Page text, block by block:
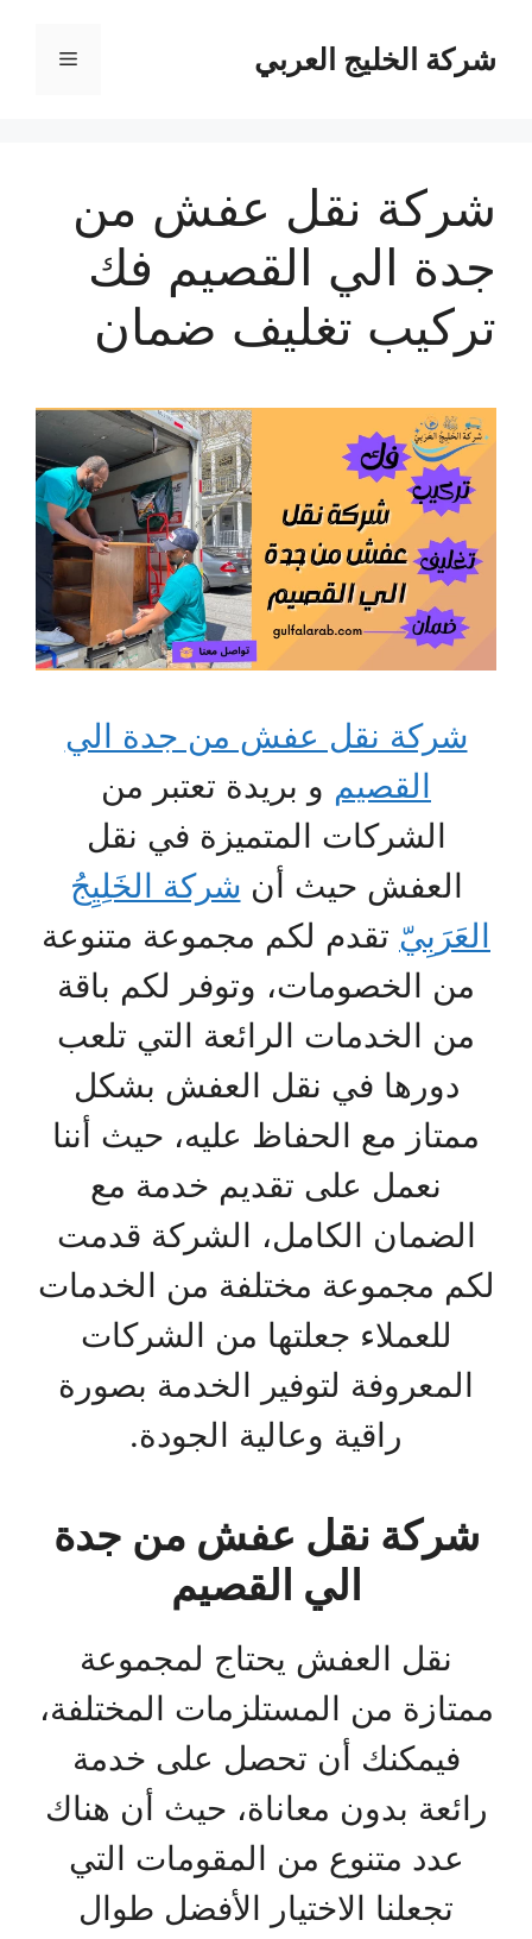
المحتوىشركة الخليج العربي القائمة
شركة نقل عفش من
جدة الي القصيم فك
تركيب تغليف ضمان
شركة نقل عفش من جدة الي
القصيم و بريدة تعتبر من
الشركات المتميزة في نقل
العفش حيث أن شركة الخَلِيِجُ
العَرَبِيّ تقدم لكم مجموعة متنوعة
من الخصومات، وتوفر لكم باقة
من الخدمات الرائعة التي تلعب
دورها في نقل العفش بشكل
ممتاز مع الحفاظ عليه، حيث أننا
نعمل على تقديم خدمة مع
الضمان الكامل، الشركة قدمت
لكم مجموعة مختلفة من الخدمات
للعملاء جعلتها من الشركات
المعروفة لتوفير الخدمة بصورة
راقية وعالية الجودة.
شركة نقل عفش من جدة
الي القصيم
نقل العفش يحتاج لمجموعة
ممتازة من المستلزمات المختلفة،
فيمكنك أن تحصل على خدمة
رائعة بدون معاناة، حيث أن هناك
عدد متنوع من المقومات التي
تجعلنا الاختيار الأفضل طوال